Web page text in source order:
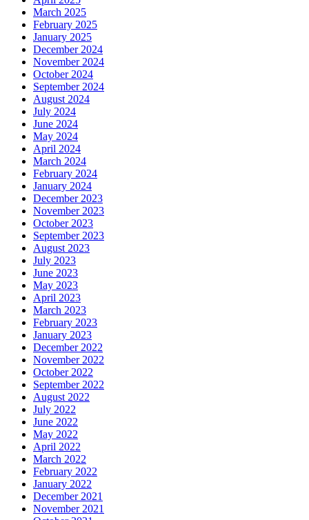
March 2025
February 2025
January 2025
December 2024
November 2024
October 2024
September 2024
August 2024
July 2024
June 2024
May 2024
April 2024
March 2024
February 2024
January 2024
December 2023
November 2023
October 2023
September 2023
August 2023
July 2023
June 2023
May 2023
April 2023
March 2023
February 2023
January 2023
December 2022
November 2022
October 2022
September 2022
August 2022
July 2022
June 2022
May 2022
April 2022
March 2022
February 2022
January 2022
December 2021
November 2021